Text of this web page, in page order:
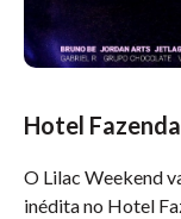
Hotel
O Lilac Weekend
inédita no Hotel